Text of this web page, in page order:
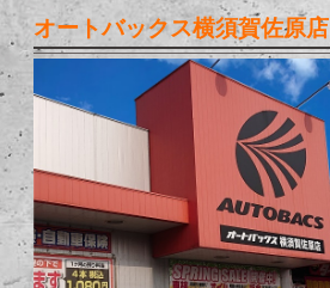
オートバックス横須賀佐原店